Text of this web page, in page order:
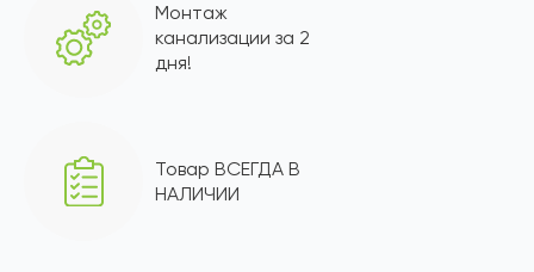
Монтаж
канализации за 2
дня!
Товар ВСЕГДА В
НАЛИЧИИ